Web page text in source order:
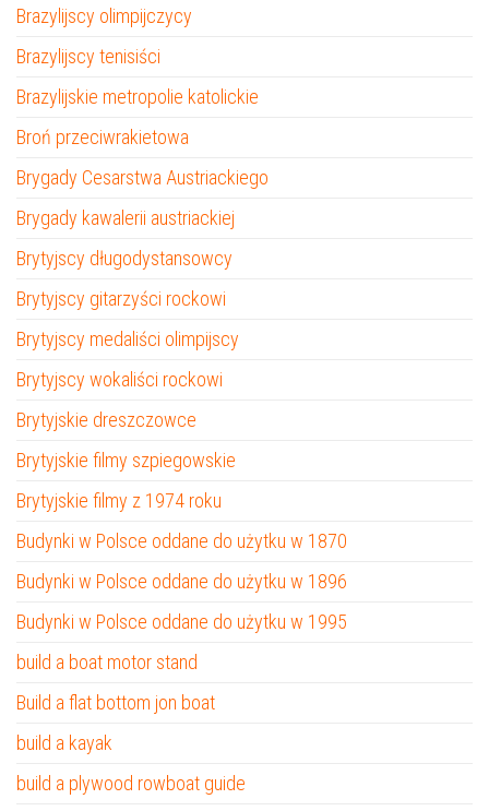
Brazylijscy olimpijczycy
Brazylijscy tenisiści
Brazylijskie metropolie katolickie
Broń przeciwrakietowa
Brygady Cesarstwa Austriackiego
Brygady kawalerii austriackiej
Brytyjscy długodystansowcy
Brytyjscy gitarzyści rockowi
Brytyjscy medaliści olimpijscy
Brytyjscy wokaliści rockowi
Brytyjskie dreszczowce
Brytyjskie filmy szpiegowskie
Brytyjskie filmy z 1974 roku
Budynki w Polsce oddane do użytku w 1870
Budynki w Polsce oddane do użytku w 1896
Budynki w Polsce oddane do użytku w 1995
build a boat motor stand
Build a flat bottom jon boat
build a kayak
build a plywood rowboat guide